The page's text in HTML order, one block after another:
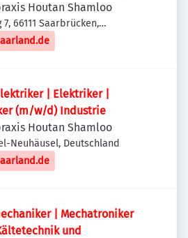
Houtan Shamloo
7, 66111 Saarbrücken,
| Elektriker |
(m/w/d) Industrie
Houtan Shamloo
Neuhäusel, Deutschland
| Mechatroniker
und